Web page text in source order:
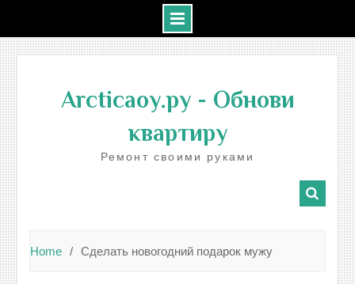
contentArcticaoy.ру- Обнови
квартиру
Ремонт своими руками
Home Сделать новогодний подарок мужу